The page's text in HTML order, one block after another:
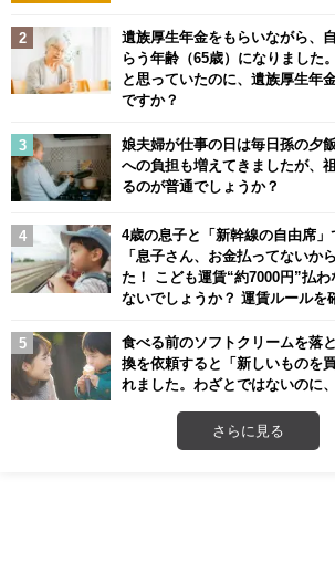
遺族厚生年金をもらいながら、
らう年齢（65歳）になりました
と思っていたのに、遺族厚生年
ですか？
娘夫婦が仕事の日は毎日孫の夕
への負担も増えてきましたが、
るのが普通でしょうか？
4歳の息子と「新幹線の自由席
「息子さん、お金払ってないか
た！ こども運賃“約7000円”払わ
ないでしょうか？ 運賃ルールを
食べる前のソフトクリームを落
換を依頼すると「新しいものを
れました。わざとではないのに
さらに見る